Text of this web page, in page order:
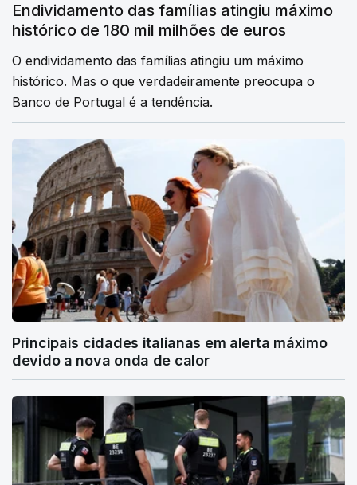
Endividamento das famílias atingiu máximo
histórico de 180 mil milhões de euros
O endividamento das famílias atingiu um máximo
histórico. Mas o que verdadeiramente preocupa o
Banco de Portugal é a tendência.
Principais cidades italianas em alerta máximo
devido a nova onda de calor